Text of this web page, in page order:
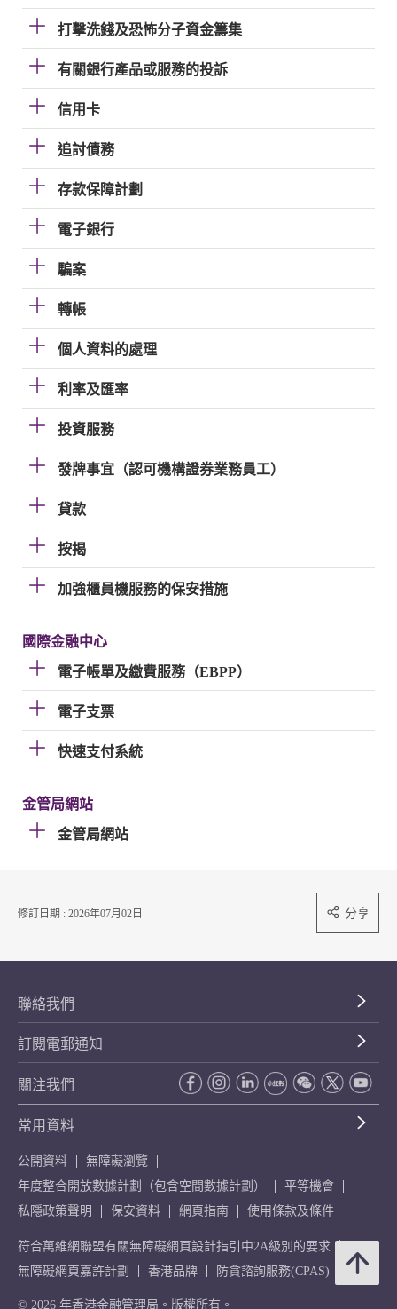
打擊洗錢及恐怖分子資金籌集
有關銀行產品或服務的投訴
信用卡
追討債務
存款保障計劃
電子銀行
騙案
轉帳
個人資料的處理
利率及匯率
投資服務
發牌事宜（認可機構證券業務員工）
貸款
按揭
加強櫃員機服務的保安措施
國際金融中心
電子帳單及繳費服務（EBPP）
電子支票
快速支付系統
金管局網站
金管局網站
修訂日期 : 2026年07月02日 分享
聯絡我們
訂閱電郵通知
關注我們
常用資料
公開資料
無障礙瀏覽
年度整合開放數據計劃（包含空間數據計劃）
平等機會
私隱政策聲明
保安資料 網頁指南 使用條款及條件
符合萬維網聯盟有關無障礙網頁設計指引中2A級別的要求
無障礙網頁嘉許計劃
香港品牌 防貪諮詢服務(CPAS)
© 2026 年香港金融管理局。版權所有。